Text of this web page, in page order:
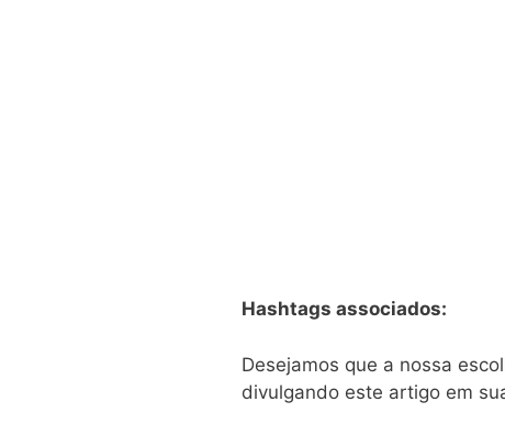
Hashtags associados:
Desejamos que a nossa
divulgando este artigo em